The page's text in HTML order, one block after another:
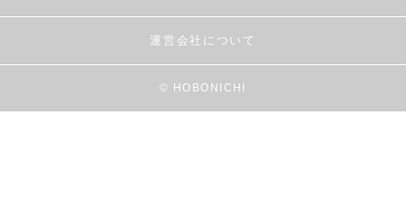
運営会社について
© HOBONICHI